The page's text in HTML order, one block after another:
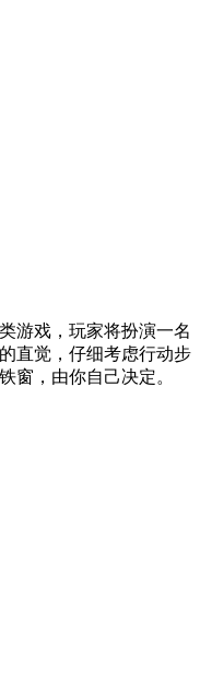
戏，玩家将扮演一名
直觉，仔细考虑行动步
窗，由你自己决定。